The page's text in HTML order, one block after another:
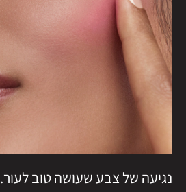
נגיעה של צבע שעושה טוב לעור.